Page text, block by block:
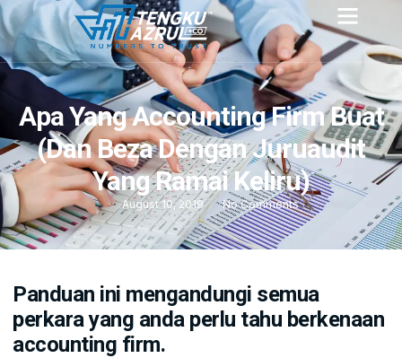
Apa Yang Accounting Firm Buat
(Dan Beza Dengan Juruaudit
Yang Ramai Keliru)
August 10, 2019 No Comments
Panduan ini mengandungi semua
perkara yang anda perlu tahu berkenaan
accounting firm.